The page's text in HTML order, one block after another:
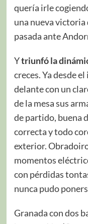
quería irle
una nueva victoria
pasada ante
Ytriunfó la
creces. Ya desde
delante con un
de la mesa sus
de partido, buena
correcta y todo
exterior.
momentos
con pérdidas
nunca pudo
Granada con dos